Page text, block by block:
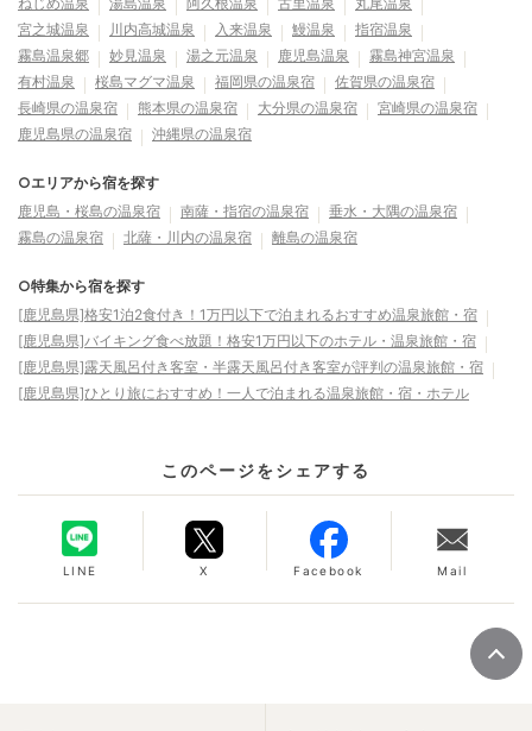
宮之城温泉
川内高城温泉 入来温泉 鰻温泉
指宿温泉
霧島温泉郷
妙見温泉 湯之元温泉 鹿児島温泉
霧島神宮温泉
有村温泉
桜島マグマ温泉 福岡県の温泉宿
佐賀県の温泉宿
長崎県の温泉宿
熊本県の温泉宿 大分県の温泉宿
宮崎県の温泉宿
鹿児島県の温泉宿
沖縄県の温泉宿
○エリアから宿を探す
鹿児島・桜島の温泉宿
南薩・指宿の温泉宿
垂水・大隅の温泉宿
霧島の温泉宿
北薩・川内の温泉宿 離島の温泉宿
○特集から宿を探す
[鹿児島県]格安1泊2食付き！1万円以下で泊まれるおすすめ温泉旅館・宿
[鹿児島県]バイキング食べ放題！格安1万円以下のホテル・温泉旅館・宿
[鹿児島県]露天風呂付き客室・半露天風呂付き客室が評判の温泉旅館・宿
[鹿児島県]ひとり旅におすすめ！一人で泊まれる温泉旅館・宿・ホテル
このページをシェアする
LINE X Facebook Mail